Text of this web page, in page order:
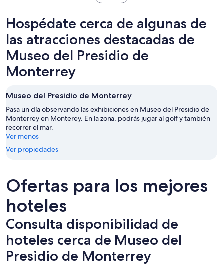
una
nueva
pestaña
Hospédate cerca de algunas de
las atracciones destacadas de
Museo del Presidio de
Monterrey
Museo del Presidio de Monterrey
Pasa un día observando las exhibiciones en Museo del Presidio de
Monterrey en Monterey. En la zona, podrás jugar al golf y también
recorrer el mar.
Ver menos
Ver propiedades
Ofertas para los mejores
hoteles
Consulta disponibilidad de
hoteles cerca de Museo del
Presidio de Monterrey